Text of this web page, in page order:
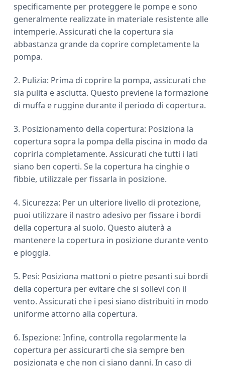
specificamente per proteggere le pompe e sono
generalmente realizzate in materiale resistente alle
intemperie. Assicurati che la copertura sia
abbastanza grande da coprire completamente la
pompa.
2. Pulizia: Prima di coprire la pompa, assicurati che
sia pulita e asciutta. Questo previene la formazione
di muffa e ruggine durante il periodo di copertura.
3. Posizionamento della copertura: Posiziona la
copertura sopra la pompa della piscina in modo da
coprirla completamente. Assicurati che tutti i lati
siano ben coperti. Se la copertura ha cinghie o
fibbie, utilizzale per fissarla in posizione.
4. Sicurezza: Per un ulteriore livello di protezione,
puoi utilizzare il nastro adesivo per fissare i bordi
della copertura al suolo. Questo aiuterà a
mantenere la copertura in posizione durante vento
e pioggia.
5. Pesi: Posiziona mattoni o pietre pesanti sui bordi
della copertura per evitare che si sollevi con il
vento. Assicurati che i pesi siano distribuiti in modo
uniforme attorno alla copertura.
6. Ispezione: Infine, controlla regolarmente la
copertura per assicurarti che sia sempre ben
posizionata e che non ci siano danni. In caso di